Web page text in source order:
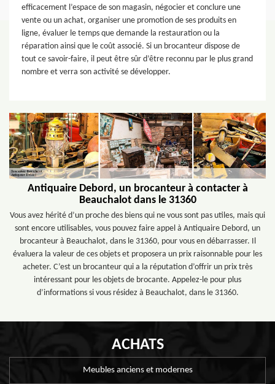
efficacement l’espace de son magasin, négocier et conclure une
vente ou un achat, organiser une promotion de ses produits en
ligne, évaluer le temps que demande la restauration ou la
réparation ainsi que le coût associé. Si un brocanteur dispose de
tout ce savoir-faire, il peut être sûr d’être reconnu par le plus grand
nombre et verra son activité se développer.
Antiquaire Debord, un brocanteur à contacter à
Beauchalot dans le 31360
Vous avez hérité d’un proche des biens qui ne vous sont pas utiles, mais qui
sont encore utilisables, vous pouvez faire appel à Antiquaire Debord, un
brocanteur à Beauchalot, dans le 31360, pour vous en débarrasser. Il
évaluera la valeur de ces objets et proposera un prix raisonnable pour les
acheter. C’est un brocanteur qui a la réputation d’offrir un prix très
intéressant pour les objets de brocante. Appelez-le pour plus
d’informations si vous résidez à Beauchalot, dans le 31360.
ACHATS
Meubles anciens et modernes